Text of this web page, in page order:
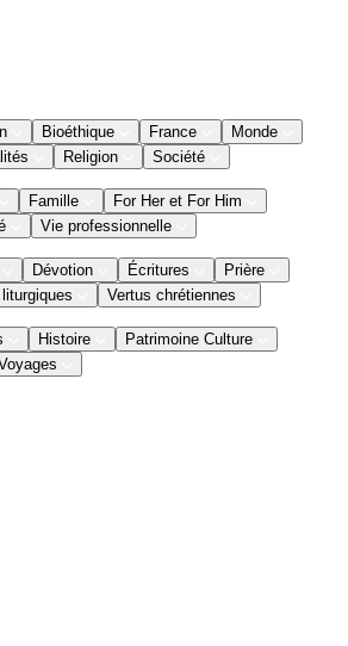
Bioéthique France
Monde
Religion Société
Famille
For Her et For Him
Vie professionnelle
Dévotion Écritures
Prière
Vertus chrétiennes
Histoire
Patrimoine Culture